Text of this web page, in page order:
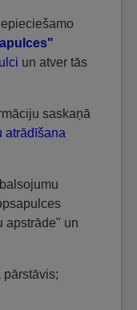
un atver tās
saskaņā
atrādīšana
apstrāde" un
pārstāvis;